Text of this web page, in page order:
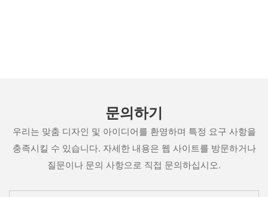
문의하기
우리는 맞춤 디자인 및 아이디어를 환영하며 특정 요구 사항을
충족시킬 수 있습니다. 자세한 내용은 웹 사이트를 방문하거나
질문이나 문의 사항으로 직접 문의하십시오.